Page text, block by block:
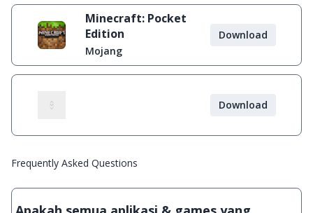
Minecraft: Pocket
Edition
Mojang
Download
Download
Frequently Asked Questions